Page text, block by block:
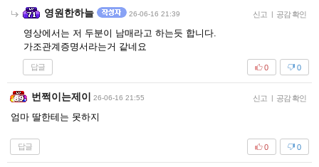
영원한하늘 26-06-16 21:39 신고 | 공감 확인
영상에서는 저 두분이 남매라고 하는듯 합니다.
가조관계증명서라는거 같네요
답글 0
0
번쩍이는제이 26-06-16 21:55 신고 | 공감 확인
엄마 딸한테는 못하지
답글 0
0